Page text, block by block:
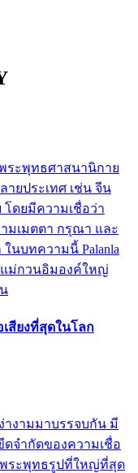
ระพุทธศาสนานิกาย
ยประเทศ เช่น จีน
โดยมีความเชื่อว่า
มเมตตา กรุณา และ
นบทความนี้ Palanla
แม่กวนอิมองค์ใหญ่
สียงที่สุดในโลก
งามมาบรรจบกัน มี
จำกัดของความเชื่อ
ระพุทธรูปที่ใหญ่ที่สุด